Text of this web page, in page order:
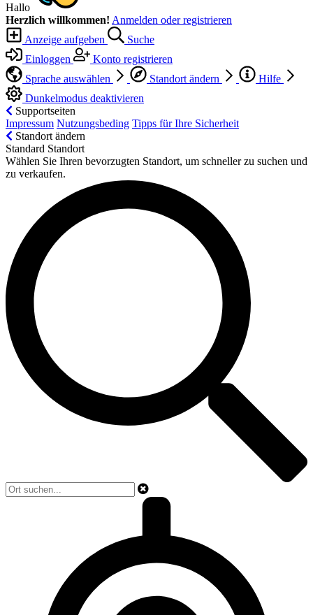
Hallo
Herzlich willkommen! Anmelden oder registrieren
Anzeige aufgeben
Suche
Einloggen
Konto registrieren
Sprache auswählen
Standort ändern
Hilfe
Dunkelmodus deaktivieren
Supportseiten
Impressum Nutzungsbeding Tipps für Ihre Sicherheit
Standort ändern
Standard Standort
Wählen Sie Ihren bevorzugten Standort, um schneller zu suchen und
zu verkaufen.